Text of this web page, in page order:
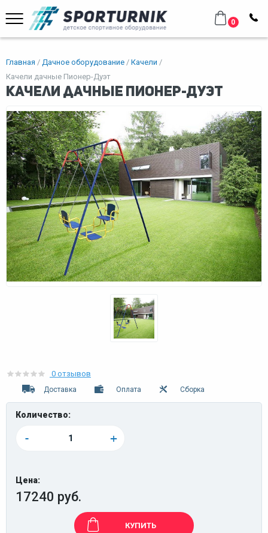
0
Главная Дачное оборудование
Качели
Качели дачные Пионер-Дуэт
Качели дачные Пионер-Дуэт
0 отзывов
Доставка Оплата Сборка
Количество:
- +
Цена:
17240 руб.
КУПИТЬ